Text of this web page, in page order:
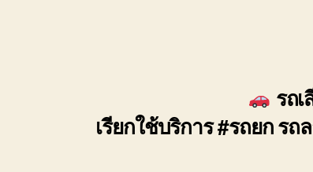
รถ
เรียกใช้บริการ #รถยก ร